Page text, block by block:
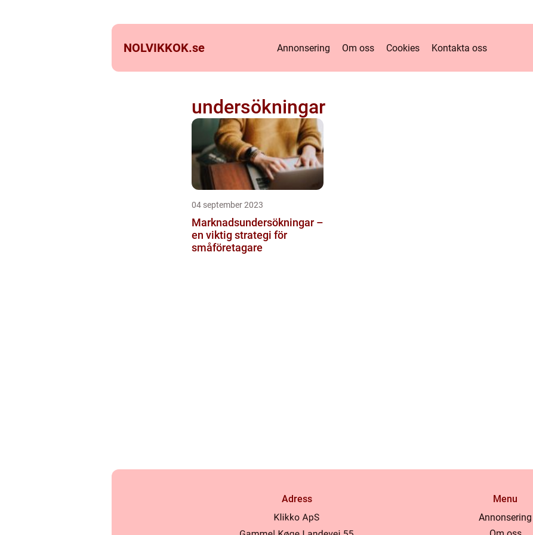
NOLVIKKOK.se Annonsering Om oss Cookies Kontakta oss
undersökningar
04 september 2023
Marknadsundersökningar –
en viktig strategi för
småföretagare
Adress
Menu
Annonsering